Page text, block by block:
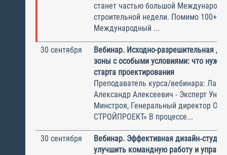
станет частью большой
строительной недели. Помимо 100+,
Международный ...
30 сентября
Вебинар. Исходно-разрешительная
зоны с особыми условиями: что
старта проектирования
Преподаватель курса/вебинара:
Александр Алексеевич - Эксперт
Минстроя, Генеральный директор
СТРОЙПРОЕКТ» В процессе...
30 сентября
Вебинар. Эффективная
улучшить командную работу и